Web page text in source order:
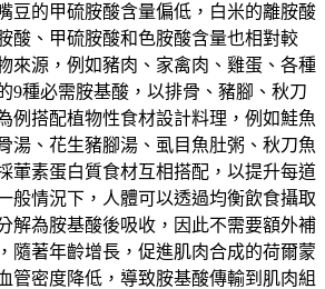
豆的甲硫胺酸含量偏低，白米的離胺酸
酸、甲硫胺酸和色胺酸含量也相對較
來源，例如豬肉、家禽肉、雞蛋、各種
9種必需胺基酸，以排骨、豬腳、秋刀
例搭配植物性食材設計料理，例如鮭魚
湯、花生豬腳湯、虱目魚肚粥、秋刀魚
葷素蛋白質食材互相搭配，以提升每道
般情況下，人體可以透過均衡飲食攝取
解為胺基酸後吸收，因此不需要額外補
隨著年齡增長，促進肌肉合成的荷爾蒙
管密度降低，導致胺基酸傳輸到肌肉組